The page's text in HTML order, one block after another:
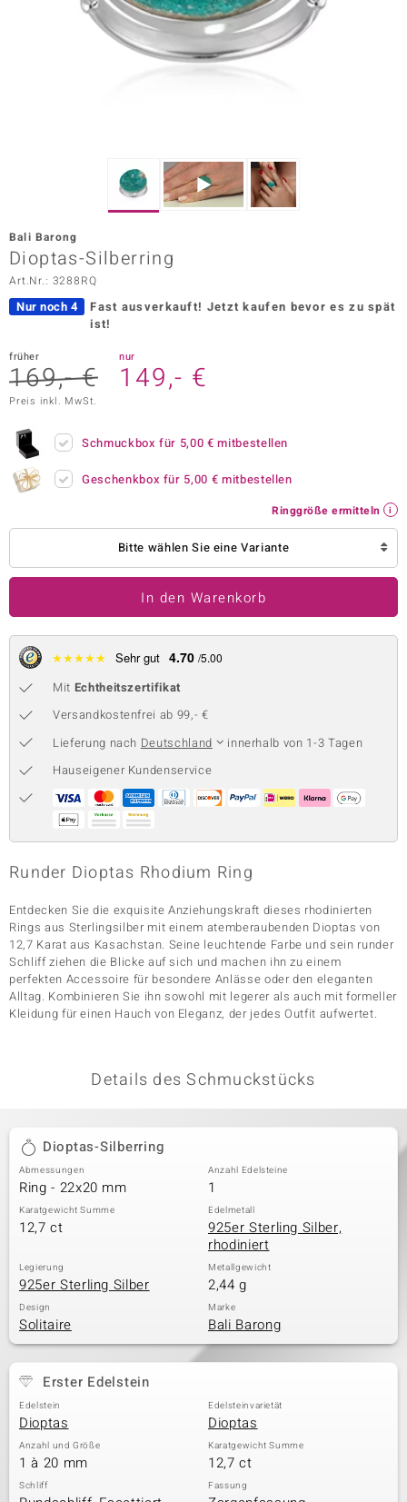
Vogue
BY DE MELO
Collection
Classics
Bali Barong
Dioptas-Silberring
Art.Nr.: 3288RQ
Nur noch 4 Fast ausverkauft! Jetzt kaufen bevor es zu spät
ist!
früher
169,- €
nur
149,- €
Preis inkl. MwSt.
Schmuckbox für 5,00 € mitbestellen
Geschenkbox für 5,00 € mitbestellen
Ringgröße ermitteln
Bitte wählen Sie eine Variante
In den Warenkorb
★★★★★ Sehr gut 4.70 /5.00
Mit Echtheitszertifikat
Versandkostenfrei ab 99,- €
Lieferung nach Deutschland
innerhalb von 1-3 Tagen
Hauseigener Kundenservice
Runder Dioptas Rhodium Ring
Entdecken Sie die exquisite Anziehungskraft dieses rhodinierten
Rings aus Sterlingsilber mit einem atemberaubenden Dioptas von
12,7 Karat aus Kasachstan. Seine leuchtende Farbe und sein runder
Schliff ziehen die Blicke auf sich und machen ihn zu einem
perfekten Accessoire für besondere Anlässe oder den eleganten
Alltag. Kombinieren Sie ihn sowohl mit legerer als auch mit formeller
Kleidung für einen Hauch von Eleganz, der jedes Outfit aufwertet.
Details des Schmuckstücks
Dioptas-Silberring
Abmessungen
Ring - 22x20 mm
Anzahl Edelsteine
1
Karatgewicht Summe
12,7 ct
Edelmetall
925er Sterling Silber,
rhodiniert
Legierung
925er Sterling Silber
Metallgewicht
2,44 g
Design
Solitaire
Marke
Bali Barong
Erster Edelstein
Edelstein
Dioptas
Edelsteinvarietät
Dioptas
Anzahl und Größe
1 à 20 mm
Karatgewicht Summe
12,7 ct
Schliff Fassung